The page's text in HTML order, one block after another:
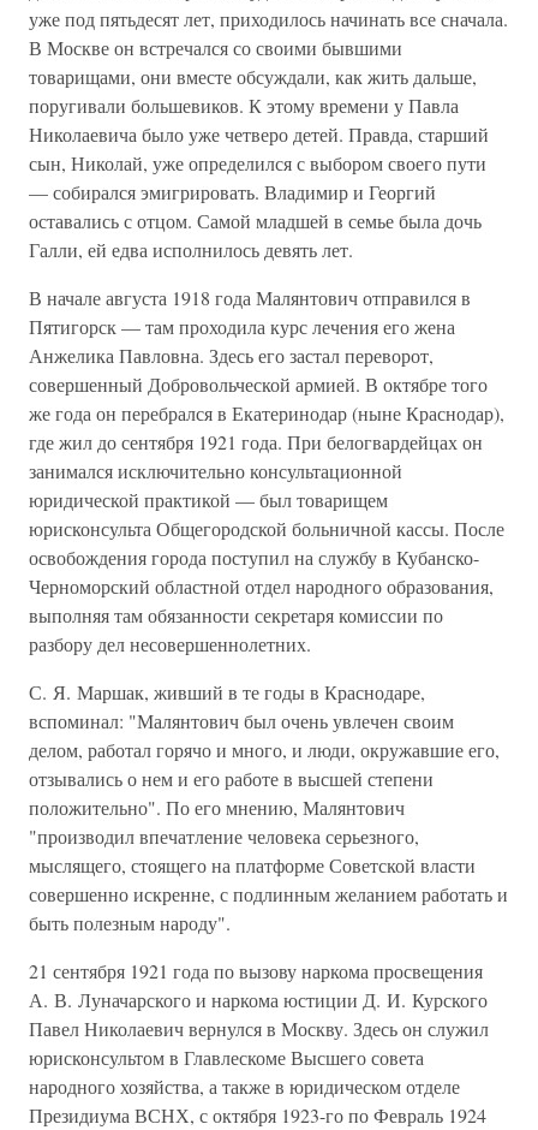
уже под пятьдесят лет, приходилось начинать все сначала.
В Москве он встречался со своими бывшими
товарищами, они вместе обсуждали, как жить дальше,
поругивали большевиков. К этому времени у Павла
Николаевича было уже четверо детей. Правда, старший
сын, Николай, уже определился с выбором своего пути
— собирался эмигрировать. Владимир и Георгий
оставались с отцом. Самой младшей в семье была дочь
Галли, ей едва исполнилось девять лет.
В начале августа 1918 года Малянтович отправился в
Пятигорск — там проходила курс лечения его жена
Анжелика Павловна. Здесь его застал переворот,
совершенный Добровольческой армией. В октябре того
же года он перебрался в Екатеринодар (ныне Краснодар),
где жил до сентября 1921 года. При белогвардейцах он
занимался исключительно консультационной
юридической практикой — был товарищем
юрисконсульта Общегородской больничной кассы. После
освобождения города поступил на службу в Кубанско-
Черноморский областной отдел народного образования,
выполняя там обязанности секретаря комиссии по
разбору дел несовершеннолетних.
С. Я. Маршак, живший в те годы в Краснодаре,
вспоминал: "Малянтович был очень увлечен своим
делом, работал горячо и много, и люди, окружавшие его,
отзывались о нем и его работе в высшей степени
положительно". По его мнению, Малянтович
"производил впечатление человека серьезного,
мыслящего, стоящего на платформе Советской власти
совершенно искренне, с подлинным желанием работать и
быть полезным народу".
21 сентября 1921 года по вызову наркома просвещения
А. В. Луначарского и наркома юстиции Д. И. Курского
Павел Николаевич вернулся в Москву. Здесь он служил
юрисконсультом в Главлескоме Высшего совета
народного хозяйства, а также в юридическом отделе
Президиума ВСНХ, с октября 1923-го по Февраль 1924